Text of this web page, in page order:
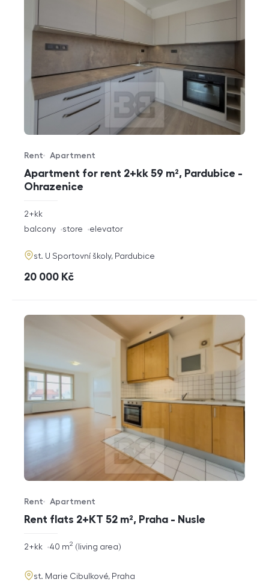
Apartment for rent 2+kk 59 m², Pardubice -
Ohrazenice
Offer type
Rent
Property type
Apartment
rozměry
disposition
2+kk
funkce
balcony store elevator
adresa
st. U Sportovní školy, Pardubice
cena
20 000 Kč
Rent flats 2+KT 52 m², Praha - Nusle
Offer type
Rent
Property type
Apartment
rozměry
disposition
2+kk living area
40 m2
adresa
st. Marie Cibulkové, Praha